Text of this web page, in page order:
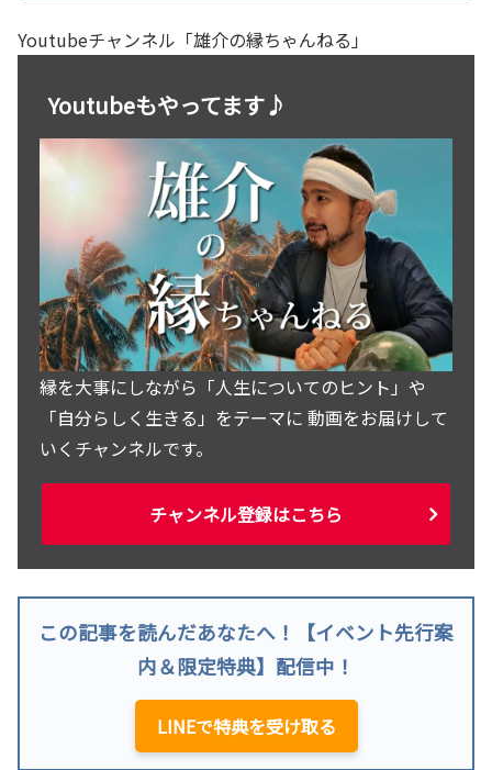
Youtubeチャンネル「雄介の縁ちゃんねる」
Youtubeもやってます♪
縁を大事にしながら「人生についてのヒント」や
「自分らしく生きる」をテーマに 動画をお届けして
いくチャンネルです。
チャンネル登録はこちら
この記事を読んだあなたへ！【イベント先行案
内＆限定特典】配信中！
LINEで特典を受け取る